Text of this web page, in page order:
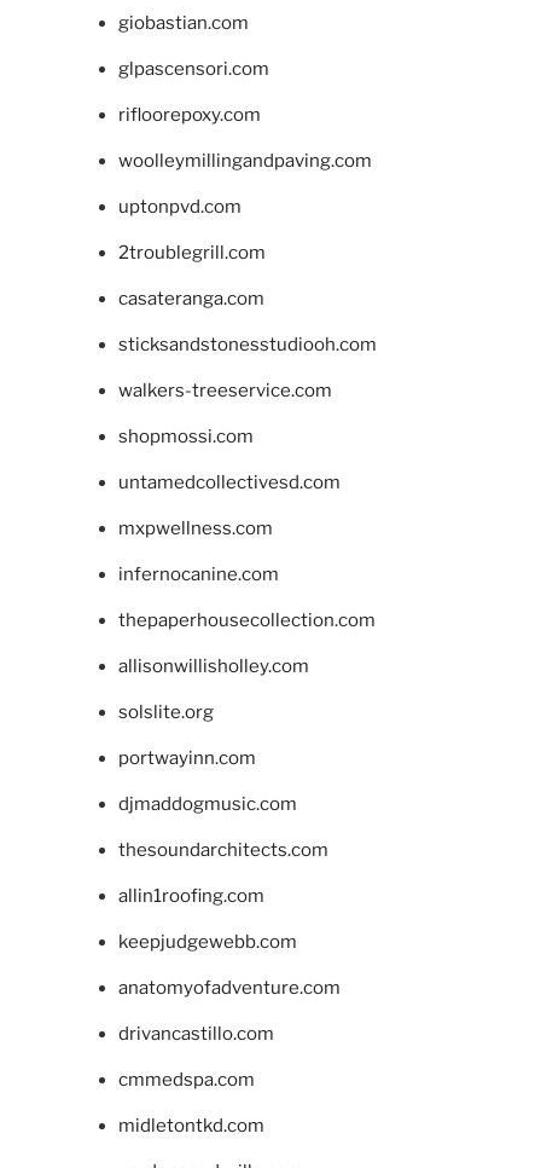
giobastian.com
glpascensori.com
rifloorepoxy.com
woolleymillingandpaving.com
uptonpvd.com
2troublegrill.com
casateranga.com
sticksandstonesstudiooh.com
walkers-treeservice.com
shopmossi.com
untamedcollectivesd.com
mxpwellness.com
infernocanine.com
thepaperhousecollection.com
allisonwillisholley.com
solslite.org
portwayinn.com
djmaddogmusic.com
thesoundarchitects.com
allin1roofing.com
keepjudgewebb.com
anatomyofadventure.com
drivancastillo.com
cmmedspa.com
midletontkd.com